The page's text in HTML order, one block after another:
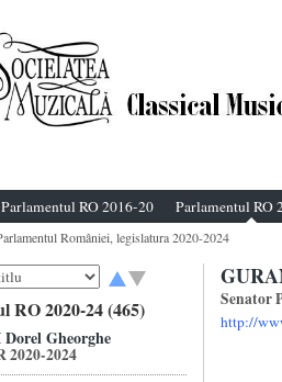
Parlamentul RO 2016-20 Parlamentul RO
României, legislatura 2020-2024
RO 2020-24 (465)
Gheorghe
2020-2024
Senator
http://